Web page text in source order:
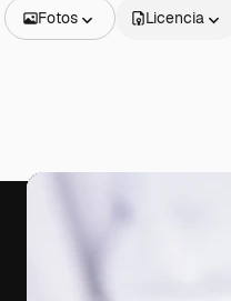
Fotos
Vídeos
Licencia